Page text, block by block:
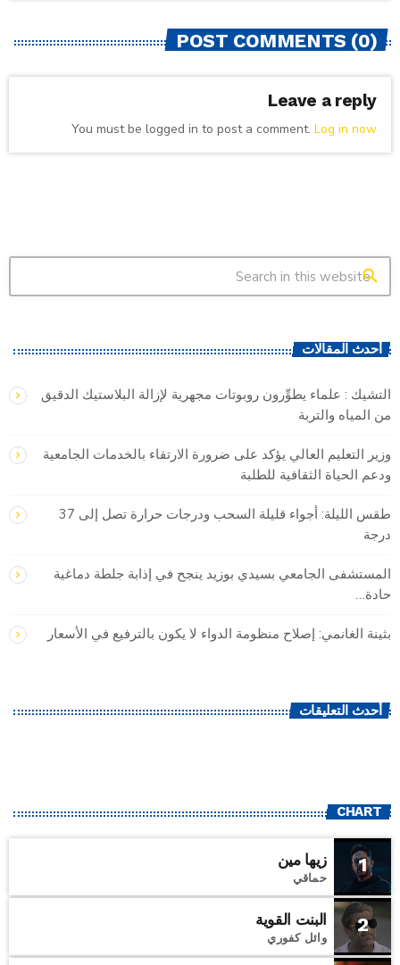
POST COMMENTS (0)
Leave a reply
You must be logged in to post a comment. Log in now
search
أحدث المقالات
التشيك : علماء يطوِّرون روبوتات مجهرية لإزالة البلاستيك الدقيق
من المياه والتربة
وزير التعليم العالي يؤكد على ضرورة الارتقاء بالخدمات الجامعية
ودعم الحياة الثقافية للطلبة
طقس الليلة: أجواء قليلة السحب ودرجات حرارة تصل إلى 37
درجة
المستشفى الجامعي بسيدي بوزيد ينجح في إذابة جلطة دماغية
حادة…
بثينة الغانمي: إصلاح منظومة الدواء لا يكون بالترفيع في الأسعار
أحدث التعليقات
CHART
1 زيها مين
حماقي
2 البنت القوية
وائل كفوري